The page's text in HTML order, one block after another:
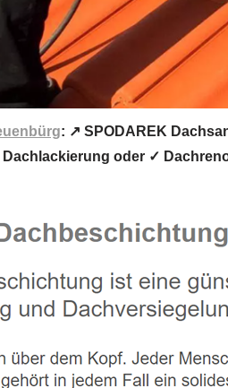
: ↗️ SPODAREK
oder ✓